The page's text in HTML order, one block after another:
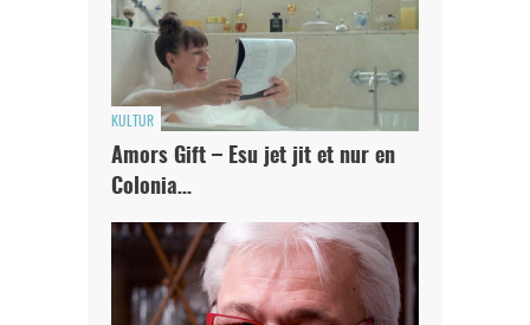
KULTUR
Amors Gift – Esu jet jit et nur en
Colonia…